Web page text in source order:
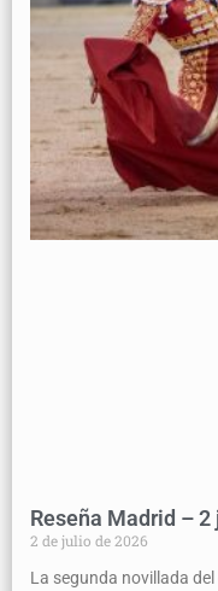
Reseña Madrid –
2 de julio de 2026
La segunda novillada